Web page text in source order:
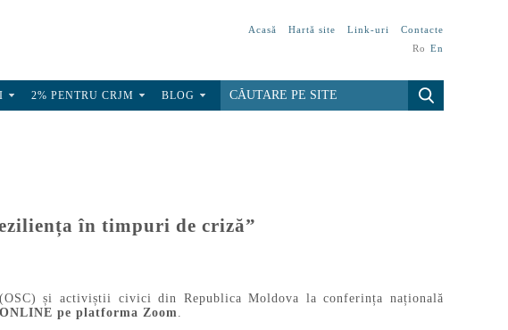
Acasă Hartă site Link-uri
Contacte
Ro En
2% PENTRU CRJM BLOG
în timpuri de criză”
și activiștii civici din Republica Moldova la conferința națională
pe platforma Zoom